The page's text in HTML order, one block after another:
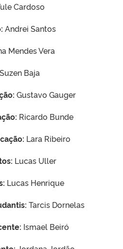
Cardoso
Andrei Santos
Mendes Vera
Suzen Baja
Gustavo Gauger
Ricardo Bunde
Lara Ribeiro
Lucas Uller
Lucas Henrique
Tarcis Dornelas
Ismael Beiró